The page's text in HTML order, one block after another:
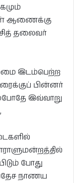
ஆணைக்கு
தலைவர்
இடம்பெற்ற
பின்னர்
இவ்வாறு
போது
நாணய